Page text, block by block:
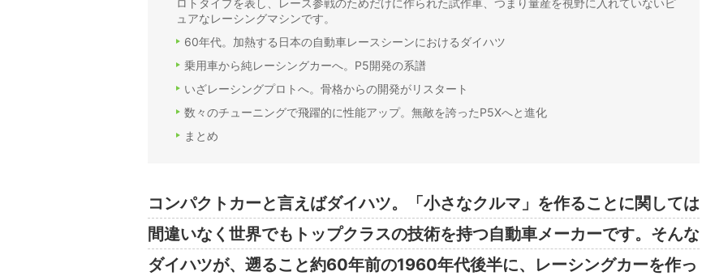
ロトタイプを表し、レース参戦のためだけに作られた試作車、つまり量産を視野に入れていないピ
ュアなレーシングマシンです。
60年代。加熱する日本の自動車レースシーンにおけるダイハツ
乗用車から純レーシングカーへ。P5開発の系譜
いざレーシングプロトへ。骨格からの開発がリスタート
数々のチューニングで飛躍的に性能アップ。無敵を誇ったP5Xへと進化
まとめ
コンパクトカーと言えばダイハツ。「小さなクルマ」を作ることに関しては
間違いなく世界でもトップクラスの技術を持つ自動車メーカーです。そんな
ダイハツが、遡ること約60年前の1960年代後半に、レーシングカーを作っ